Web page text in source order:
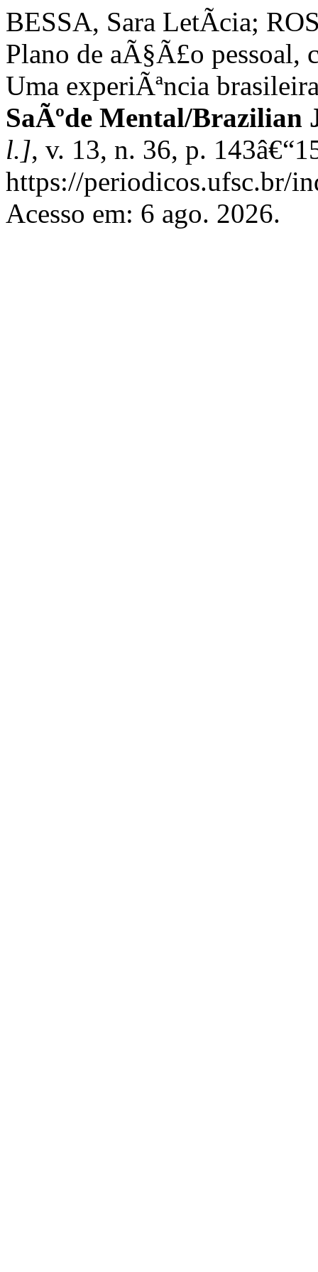
BESSA, Sara LetÃ­cia;
Plano de aÃ§Ã£o pessoal,
Uma experiÃªncia
SaÃºde Mental/
l.], v. 13, n. 36, p.
https://periodicos.ufsc.br/
Acesso em: 6 ago. 2026.